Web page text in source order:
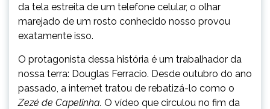
da tela estreita de um telefone celular, o olhar
marejado de um rosto conhecido nosso provou
exatamente isso.
O protagonista dessa história é um trabalhador da
nossa terra: Douglas Ferracio. Desde outubro do ano
passado, a internet tratou de rebatizá-lo como o
Zezé de Capelinha. O vídeo que circulou no fim da